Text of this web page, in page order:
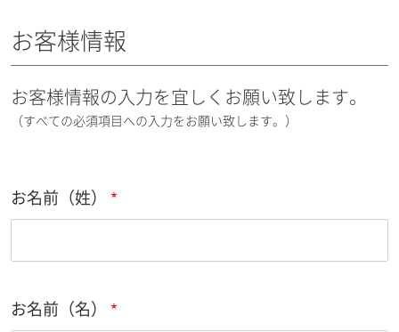
お客様情報
お客様情報の入力を宜しくお願い致します。
（すべての必須項目への入力をお願い致します。）
お名前（姓）
お名前（名）